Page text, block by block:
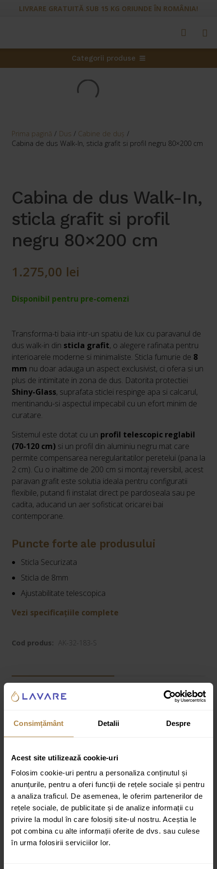
Consimțământ Detalii Despre
Acest site utilizează cookie-uri
Folosim cookie-uri pentru a personaliza conținutul și
anunțurile, pentru a oferi funcții de rețele sociale și pentru
a analiza traficul. De asemenea, le oferim partenerilor de
rețele sociale, de publicitate și de analize informații cu
privire la modul în care folosiți site-ul nostru. Aceștia le
pot combina cu alte informații oferite de dvs. sau culese
în urma folosirii serviciilor lor.
LIVRARE GRATUITĂ SUB 15 KG ORIUNDE ÎN ROMÂNIA!
Categorii produse
Prima pagină / Dus / Cabine de duș /
Cabina de dus Walk-In, sticla grafit si profil negru 80×200 cm
Cabina de dus Walk-In,
sticla grafit si profil
negru 80×200 cm
1.275,00 lei
Disponibil pentru pre-comenzi
Transforma-ti baia intr-un spatiu de lux cu paravanul de
dus walk-in din sticla grafit, o alegere rafinata pentru
interioarele moderne si minimaliste. Sticla fumurie de 8
mm nu doar adauga un aspect exclusivist, ci ofera si un
plus de intimitate in zona de dus. Datorita protectiei
Shiny-Glass, suprafata sticlei respinge apa si calcarul,
mentinandu-si aspectul impecabil cu un efort minim de
curatare.
Sistemul este dotat cu un profil telescopic reglabil
(70-120 cm) si un profil din aluminiu negru mat care
permite compensarea neregularitatilor peretelui (pana la
2 cm). Cu o inaltime de 200 cm si montaj reversibil, acest
paravan grafit este solutia ideala pentru configuratii
flexibile, putand fi instalat direct pe pardoseala sau pe
cadita, aducand un aer sofisticat oricarei bai
contemporane.
Puncte forte ale produsului
Sticla Securizata
Sticla de 8mm
Ajustabilitate telescopica
Vezi specificațiile complete
Cod produs: AK-32-183-S
Informații suplimentare
Greutate:40 kg
Dimensiuni:1,5 × 80 × 200 cm
Specificatii tehnice:
Producator : Invena
Finisare : sticla grafit
Finisare profil : Mat
Lungime : 1,5 cm
Latime : 79 cm